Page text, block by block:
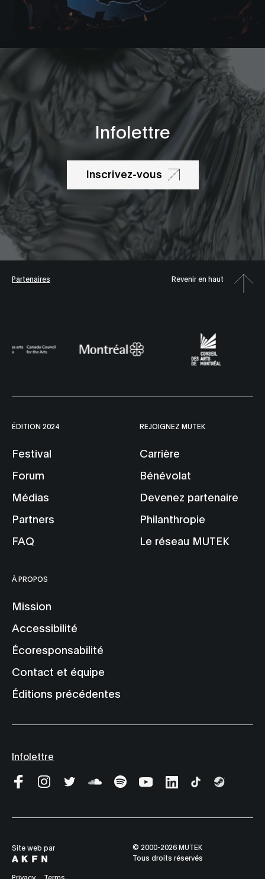
Infolettre
Inscrivez-vous
Partenaires Revenir en haut
ÉDITION 2024
Festival
Forum
Médias
Partners
FAQ
REJOIGNEZ MUTEK
Carrière
Bénévolat
Devenez partenaire
Philanthropie
Le réseau MUTEK
À PROPOS
Mission
Accessibilité
Écoresponsabilité
Contact et équipe
Éditions précédentes
Infolettre
Site web par
© 2000-2026 MUTEK
Tous droits réservés
Privacy Terms